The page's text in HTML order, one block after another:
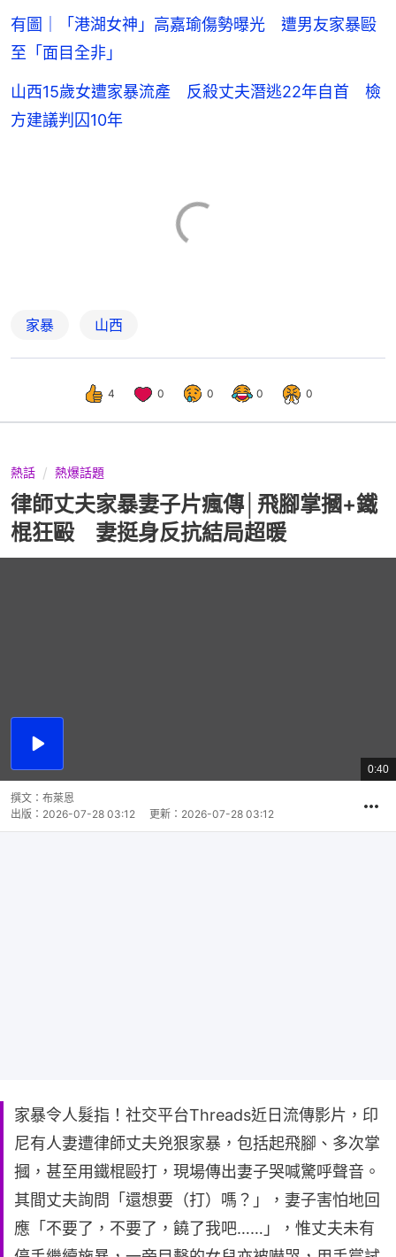
有圖｜「港湖女神」高嘉瑜傷勢曝光 遭男友家暴毆
至「面目全非」
山西15歲女遭家暴流產 反殺丈夫潛逃22年自首 檢
方建議判囚10年
家暴 山西
4 0 0 0 0
熱話 熱爆話題
律師丈夫家暴妻子片瘋傳│飛腳掌摑+鐵
棍狂毆 妻挺身反抗結局超暖
播
總
共
0:40
撰文： 布萊恩
出版： 2026-07-28 03:12 更新： 2026-07-28 03:12
家暴令人髮指！社交平台Threads近日流傳影片，印
尼有人妻遭律師丈夫兇狠家暴，包括起飛腳、多次掌
摑，甚至用鐵棍毆打，現場傳出妻子哭喊驚呼聲音。
其間丈夫詢問「還想要（打）嗎？」，妻子害怕地回
應「不要了，不要了，饒了我吧……」，惟丈夫未有